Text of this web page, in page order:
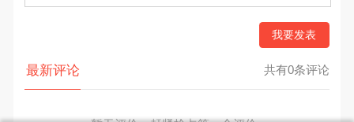
我要发表
最新评论 共有0条评论
暂无评价，赶紧抢占第一个评价~